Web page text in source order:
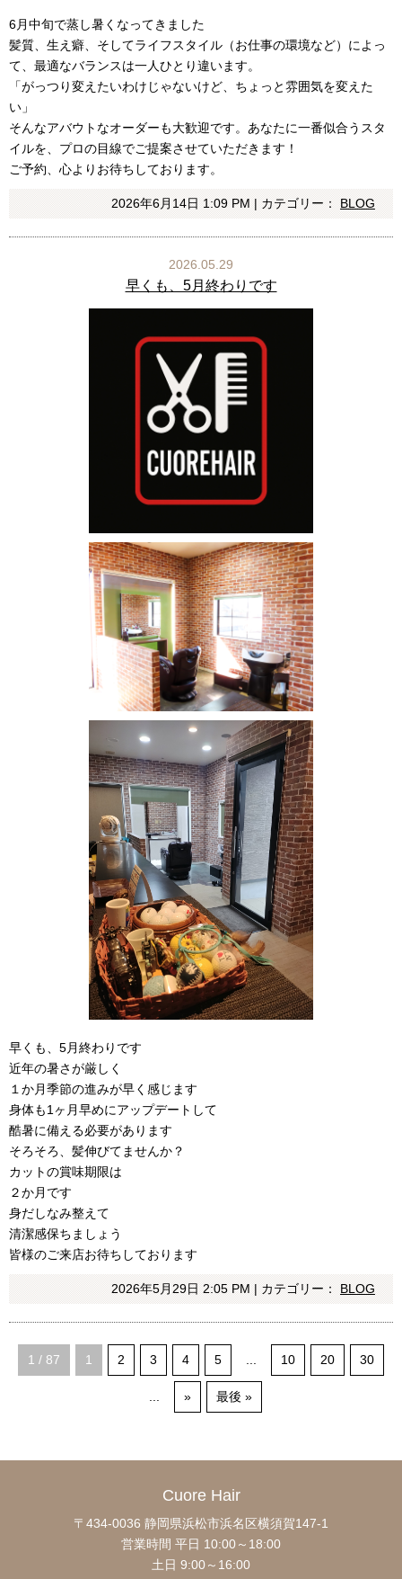
6月中旬で蒸し暑くなってきました
髪質、生え癖、そしてライフスタイル（お仕事の環境など）によっ
て、最適なバランスは一人ひとり違います。
「がっつり変えたいわけじゃないけど、ちょっと雰囲気を変えた
い」
そんなアバウトなオーダーも大歓迎です。あなたに一番似合うスタ
イルを、プロの目線でご提案させていただきます！
ご予約、心よりお待ちしております。
2026年6月14日 1:09 PM | カテゴリー：BLOG
2026.05.29
早くも、5月終わりです
早くも、5月終わりです
近年の暑さが厳しく
１か月季節の進みが早く感じます
身体も1ヶ月早めにアップデートして
酷暑に備える必要があります
そろそろ、髪伸びてませんか？
カットの賞味期限は
２か月です
身だしなみ整えて
清潔感保ちましょう
皆様のご来店お待ちしております
2026年5月29日 2:05 PM | カテゴリー：BLOG
1 / 87 1 2 3 4 5 10 20 30
» 最後 »
Cuore Hair
〒434-0036 静岡県浜松市浜名区横須賀147-1
営業時間 平日 10:00～18:00
土日 9:00～16:00